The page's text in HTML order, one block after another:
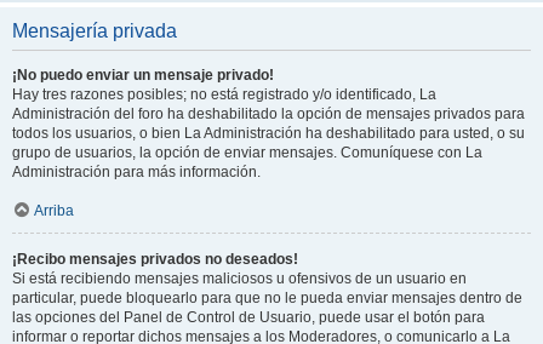
Mensajería privada
¡No puedo enviar un mensaje privado!
Hay tres razones posibles; no está registrado y/o identificado, La
Administración del foro ha deshabilitado la opción de mensajes privados para
todos los usuarios, o bien La Administración ha deshabilitado para usted, o su
grupo de usuarios, la opción de enviar mensajes. Comuníquese con La
Administración para más información.
Arriba
¡Recibo mensajes privados no deseados!
Si está recibiendo mensajes maliciosos u ofensivos de un usuario en
particular, puede bloquearlo para que no le pueda enviar mensajes dentro de
las opciones del Panel de Control de Usuario, puede usar el botón para
informar o reportar dichos mensajes a los Moderadores, o comunicarlo a La